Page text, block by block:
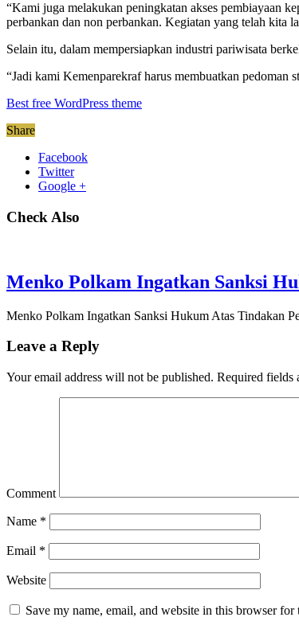
“Kami juga melakukan peningkatan akses pembiayaan
perbankan dan non perbankan. Kegiatan yang telah kita
Selain itu, dalam mempersiapkan industri pariwisata
“Jadi kami Kemenparekraf harus membuatkan pedoman
Best free WordPress theme
Share
Facebook
Twitter
Google +
Check Also
Menko Polkam Ingatkan Sanksi
Menko Polkam Ingatkan Sanksi Hukum Atas Tindakan
Leave a Reply
Your email address will not be published. Required fields
Comment
Name *
Email *
Website
Save my name, email, and website in this browser